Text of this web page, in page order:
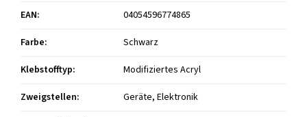
EAN:
04054596774865
Farbe:
Schwarz
Klebstofftyp:
Modifiziertes Acryl
Zweigstellen:
Geräte, Elektronik